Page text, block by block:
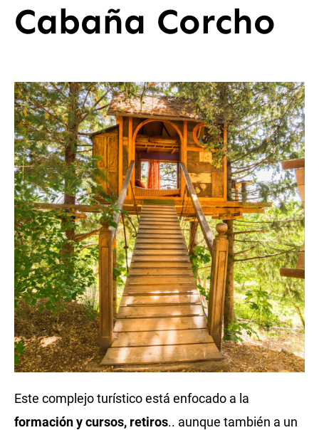
Cabaña Corcho
Este complejo turístico está enfocado a la
formación y cursos, retiros.. aunque también a un